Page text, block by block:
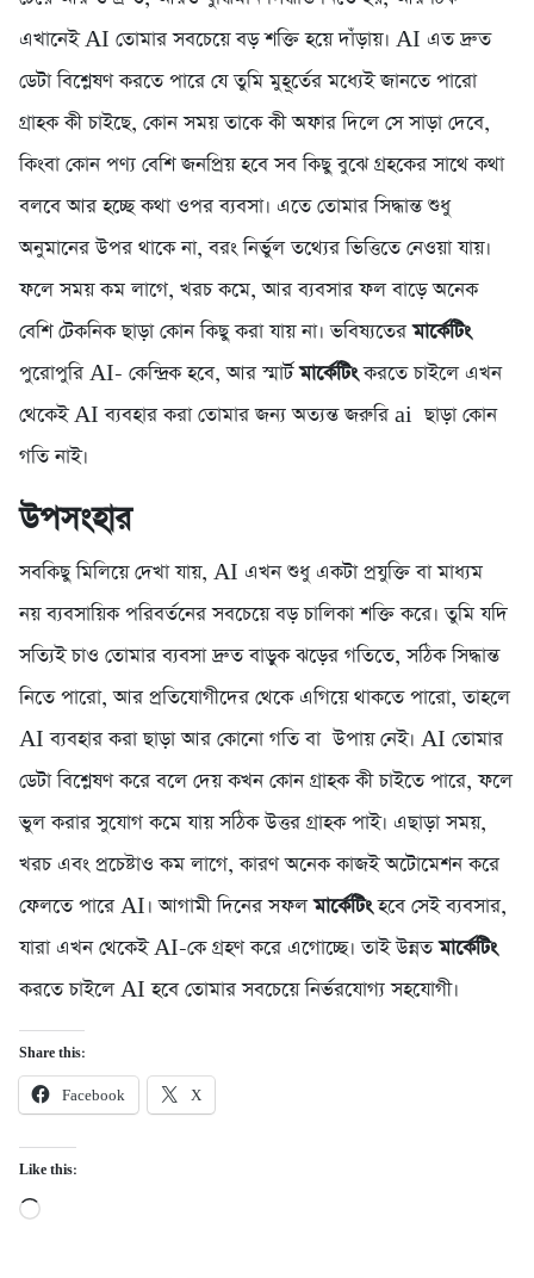
এখানেই AI তোমার সবচেয়ে বড় শক্তি হয়ে দাঁড়ায়। AI এত দ্রুত
ডেটা বিশ্লেষণ করতে পারে যে তুমি মুহূর্তের মধ্যেই জানতে পারো
গ্রাহক কী চাইছে, কোন সময় তাকে কী অফার দিলে সে সাড়া দেবে,
কিংবা কোন পণ্য বেশি জনপ্রিয় হবে সব কিছু বুঝে গ্রহকের সাথে কথা
বলবে আর হচ্ছে কথা ওপর ব্যবসা। এতে তোমার সিদ্ধান্ত শুধু
অনুমানের উপর থাকে না, বরং নির্ভুল তথ্যের ভিত্তিতে নেওয়া যায়।
ফলে সময় কম লাগে, খরচ কমে, আর ব্যবসার ফল বাড়ে অনেক
বেশি টেকনিক ছাড়া কোন কিছু করা যায় না। ভবিষ্যতেরমার্কেটিং
পুরোপুরি AI- কেন্দ্রিক হবে, আর স্মার্টমার্কেটিংকরতে চাইলে এখন
থেকেই AI ব্যবহার করা তোমার জন্য অত্যন্ত জরুরি ai ছাড়া কোন
গতি নাই।
উপসংহার
সবকিছু মিলিয়ে দেখা যায়, AI এখন শুধু একটা প্রযুক্তি বা মাধ্যম
নয় ব্যবসায়িক পরিবর্তনের সবচেয়ে বড় চালিকা শক্তি করে। তুমি যদি
সত্যিই চাও তোমার ব্যবসা দ্রুত বাড়ুক ঝড়ের গতিতে, সঠিক সিদ্ধান্ত
নিতে পারো, আর প্রতিযোগীদের থেকে এগিয়ে থাকতে পারো, তাহলে
AI ব্যবহার করা ছাড়া আর কোনো গতি বা উপায় নেই। AI তোমার
ডেটা বিশ্লেষণ করে বলে দেয় কখন কোন গ্রাহক কী চাইতে পারে, ফলে
ভুল করার সুযোগ কমে যায় সঠিক উত্তর গ্রাহক পাই। এছাড়া সময়,
খরচ এবং প্রচেষ্টাও কম লাগে, কারণ অনেক কাজই অটোমেশন করে
ফেলতে পারে AI। আগামী দিনের সফলমার্কেটিংহবে সেই ব্যবসার,
যারা এখন থেকেই AI-কে গ্রহণ করে এগোচ্ছে। তাই উন্নতমার্কেটিং
করতে চাইলে AI হবে তোমার সবচেয়ে নির্ভরযোগ্য সহযোগী।
Share this:
Facebook X
Like this:
Loading…